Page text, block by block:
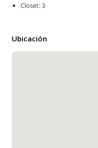
Closet: 3
Ubicación